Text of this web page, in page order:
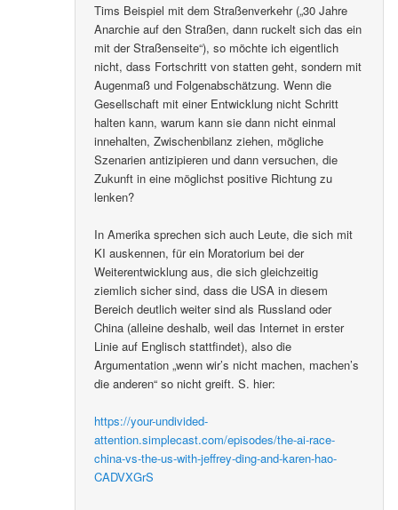
Tims Beispiel mit dem Straßenverkehr („30 Jahre
Anarchie auf den Straßen, dann ruckelt sich das ein
mit der Straßenseite“), so möchte ich eigentlich
nicht, dass Fortschritt von statten geht, sondern mit
Augenmaß und Folgenabschätzung. Wenn die
Gesellschaft mit einer Entwicklung nicht Schritt
halten kann, warum kann sie dann nicht einmal
innehalten, Zwischenbilanz ziehen, mögliche
Szenarien antizipieren und dann versuchen, die
Zukunft in eine möglichst positive Richtung zu
lenken?
In Amerika sprechen sich auch Leute, die sich mit
KI auskennen, für ein Moratorium bei der
Weiterentwicklung aus, die sich gleichzeitig
ziemlich sicher sind, dass die USA in diesem
Bereich deutlich weiter sind als Russland oder
China (alleine deshalb, weil das Internet in erster
Linie auf Englisch stattfindet), also die
Argumentation „wenn wir’s nicht machen, machen’s
die anderen“ so nicht greift. S. hier:
https://your-undivided-
attention.simplecast.com/episodes/the-ai-race-
china-vs-the-us-with-jeffrey-ding-and-karen-hao-
CADVXGrS